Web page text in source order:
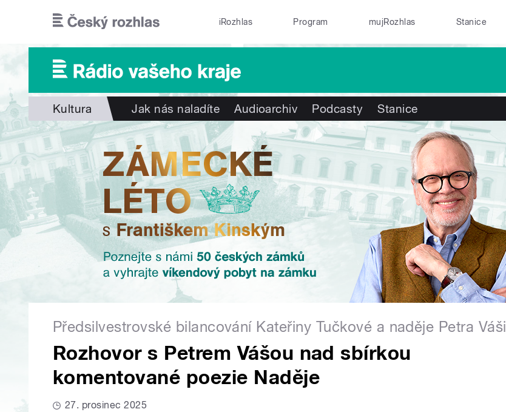
iRozhlas Program mujRozhlas Stanice
Kultura Jak nás naladíte Audioarchiv Podcasty Stanice
Předsilvestrovské bilancování Kateřiny Tučkové a naděje Petra Váši
Rozhovor s Petrem Vášou nad sbírkou
komentované poezie Naděje
27. prosinec 2025